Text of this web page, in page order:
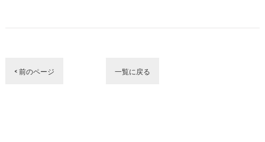
< 前のページ 一覧に戻る